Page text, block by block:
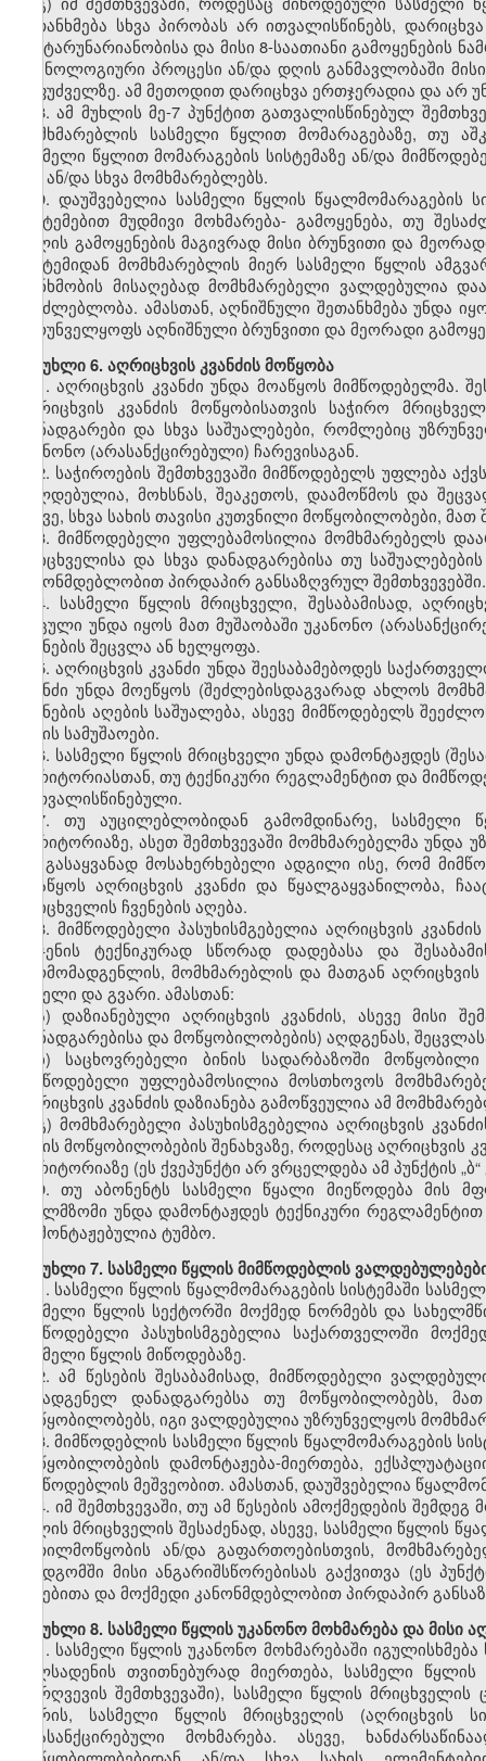
შეთანხმება სხვა პირობას არ ითვალისწინებს,
გამტარუნარიანობისა და მისი 8-საათიანი
ტექნოლოგიური პროცესი ან/და დღის განმავლობაში
საფუძველზე. ამ მეთოდით დარიცხვა ერთჯერადია და
8. ამ მუხლის მე-7 პუნქტით გათვალისწინებულ
მომხმარებლის სასმელი წყლით მომარაგებაზე, თუ
სასმელი წყლით მომარაგების სისტემაზე ან/და
მას ან/და სხვა მომხმარებლებს.
9. დაუშვებელია სასმელი წყლის წყალმომარაგების
სისტემებით მუდმივი მოხმარება-გამოყენება, თუ
წყლის გამოყენების მაგივრად მისი ბრუნვითი და
სისტემიდან მომხმარებლის მიერ სასმელი წყლის
თანხმობის მისაღებად მომხმარებელი ვალდებულია
შეუძლებლობა. ამასთან, აღნიშნული შეთანხმება უნდა
უზრუნველყოფს აღნიშნული ბრუნვითი და მეორადი
მუხლი 6. აღრიცხვის კვანძის მოწყობა
1. აღრიცხვის კვანძი უნდა მოაწყოს მიმწოდებელმა.
აღრიცხვის კვანძის მოწყობისათვის საჭირო
დანადგარები და სხვა საშუალებები, რომლებიც
უკანონო (არასანქცირებული) ჩარევისაგან.
2. საჭიროების შემთხვევაში მიმწოდებელს უფლება
ვალდებულია, მოხსნას, შეაკეთოს, დაამოწმოს და
ასევე, სხვა სახის თავისი კუთვნილი მოწყობილობები,
3. მიმწოდებელი უფლებამოსილია მომხმარებელს
მრიცხველისა და სხვა დანადგარებისა თუ
კანონმდებლობით პირდაპირ განსაზღვრულ შემთხვევებში.
4. სასმელი წყლის მრიცხველი, შესაბამისად,
დაცული უნდა იყოს მათ მუშაობაში უკანონო
ჩვენების შეცვლა ან ხელყოფა.
5. აღრიცხვის კვანძი უნდა შეესაბამებოდეს
კვანძი უნდა მოეწყოს (შეძლებისდაგვარად ახლოს
ჩვენების აღების საშუალება, ასევე მიმწოდებელს
სახის სამუშაოები.
6. სასმელი წყლის მრიცხველი უნდა დამონტაჟდეს
ტერიტორიასთან, თუ ტექნიკური რეგლამენტით და
გათვალისწინებული.
7. თუ აუცილებლობიდან გამომდინარე, სასმელი
ტერიტორიაზე, ასეთ შემთხვევაში მომხმარებელმა
და გასაყვანად მოსახერხებელი ადგილი ისე, რომ
მოაწყოს აღრიცხვის კვანძი და წყალგაყვანილობა,
მრიცხველის ჩვენების აღება.
8. მიმწოდებელი პასუხისმგებელია აღრიცხვის
ბრჯენის ტექნიკურად სწორად დადებასა და
წარმომადგენლის, მომხმარებლის და მათგან
სახელი და გვარი. ამასთან:
ა) დაზიანებული აღრიცხვის კვანძის, ასევე მისი
დანადგარებისა და მოწყობილობების) აღდგენას,
ბ) საცხოვრებელი ბინის სადარბაზოში მოწყობილი
მიმწოდებელი უფლებამოსილია მოსთხოვოს
აღრიცხვის კვანძის დაზიანება გამოწვეულია ამ
გ) მომხმარებელი პასუხისმგებელია აღრიცხვის
სახის მოწყობილობების შენახვაზე, როდესაც
ტერიტორიაზე (ეს ქვეპუნქტი არ ვრცელდება ამ პუნქტის
9. თუ აბონენტს სასმელი წყალი მიეწოდება მის
წყალმზომი უნდა დამონტაჟდეს ტექნიკური
დამონტაჟებულია ტუმბო.
მუხლი 7. სასმელი წყლის მიმწოდებლის
1. სასმელი წყლის წყალმომარაგების სისტემაში
სასმელი წყლის სექტორში მოქმედ ნორმებს და
მიმწოდებელი პასუხისმგებელია საქართველოში
სასმელი წყლის მიწოდებაზე.
2. ამ წესების შესაბამისად, მიმწოდებელი
შემადგენელ დანადგარებსა თუ მოწყობილობებს,
მოწყობილობებს, იგი ვალდებულია უზრუნველყოს
3. მიმწოდებლის სასმელი წყლის წყალმომარაგების
მოწყობილობების დამონტაჟება-მიერთება,
მიმწოდებლის მეშვეობით. ამასთან, დაუშვებელია
4. იმ შემთხვევაში, თუ ამ წესების ამოქმედების
წყლის მრიცხველის შესაძენად, ასევე, სასმელი წყლის
კეთილმოწყობის ან/და გაფართოებისთვის,
შემდგომში მისი ანგარიშსწორებისას გაქვითვა (ეს
წესებითა და მოქმედი კანონმდებლობით პირდაპირ
მუხლი 8. სასმელი წყლის უკანონო მოხმარება და მისი
1. სასმელი წყლის უკანონო მოხმარებაში
მილსადენის თვითნებურად მიერთება, სასმელი წყლის
დარღვევის შემთხვევაში), სასმელი წყლის
შორის, სასმელი წყლის მრიცხველის (აღრიცხვის
არასანქცირებული მოხმარება. ასევე,